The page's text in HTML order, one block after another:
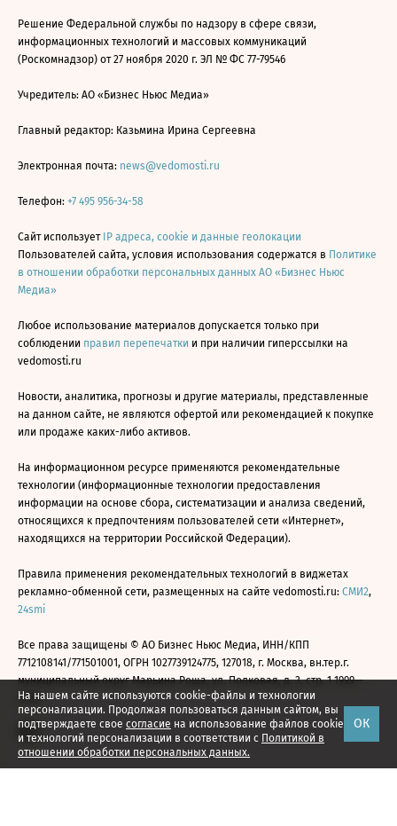
На нашем сайте используются cookie-файлы и технологии
персонализации. Продолжая пользоваться данным сайтом, вы
подтверждаете свое согласие на использование файлов cookie
и технологий персонализации в соответствии с Политикой в
отношении обработки персональных данных.
ОК
Решение Федеральной службы по надзору в сфере связи,
информационных технологий и массовых коммуникаций
(Роскомнадзор) от 27 ноября 2020 г. ЭЛ № ФС 77-79546
Учредитель: АО «Бизнес Ньюс Медиа»
Главный редактор: Казьмина Ирина Сергеевна
Электронная почта: news@vedomosti.ru
Телефон: +7 495 956-34-58
Сайт использует IP адреса, cookie и данные геолокации
Пользователей сайта, условия использования содержатся в Политике
в отношении обработки персональных данных АО «Бизнес Ньюс
Медиа»
Любое использование материалов допускается только при
соблюдении правил перепечатки и при наличии гиперссылки на
vedomosti.ru
Новости, аналитика, прогнозы и другие материалы, представленные
на данном сайте, не являются офертой или рекомендацией к покупке
или продаже каких-либо активов.
На информационном ресурсе применяются рекомендательные
технологии (информационные технологии предоставления
информации на основе сбора, систематизации и анализа сведений,
относящихся к предпочтениям пользователей сети «Интернет»,
находящихся на территории Российской Федерации).
Правила применения рекомендательных технологий в виджетах
рекламно-обменной сети, размещенных на сайте vedomosti.ru: СМИ2,
24smi
Все права защищены © АО Бизнес Ньюс Медиа, ИНН/КПП
7712108141/771501001, ОГРН 1027739124775, 127018, г. Москва, вн.тер.г.
муниципальный округ Марьина Роща, ул. Полковая, д. 3, стр. 1 1999—
2026